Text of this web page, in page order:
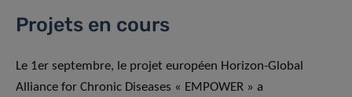
Projets en cours
Le 1er septembre, le projet européen Horizon-Global
Alliance for Chronic Diseases « EMPOWER » a